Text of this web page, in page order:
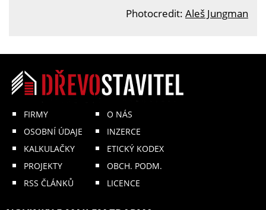
Photocredit: Aleš Jungman
FIRMY
OSOBNÍ ÚDAJE
KALKULAČKY
PROJEKTY
RSS ČLÁNKŮ
O NÁS
INZERCE
ETICKÝ KODEX
OBCH. PODM.
LICENCE